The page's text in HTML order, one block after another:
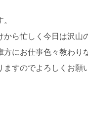
から忙しく今日は沢山
方にお仕事色々教わ
ますのでよろしくお願